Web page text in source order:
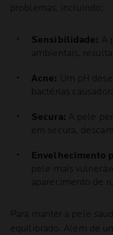
problemas, incluindo:
Sensibilidade: A
ambientais,
Acne: Um pH
bactérias
Secura: A pele
em secura,
Envelhecimento
pele mais
aparecimento de
Para manter a pele
equilibrado. Além de